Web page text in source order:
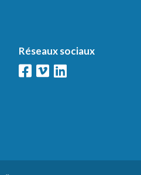
Réseaux sociaux